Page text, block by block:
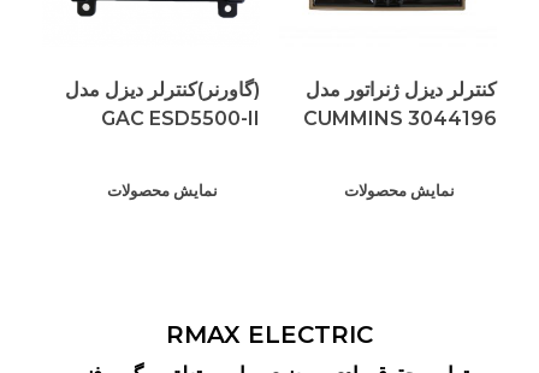
کنترلر دیزل ژنراتور مدل
CUMMINS 3044196
نمایش محصولات
(گاورنر)کنترلر دیزل مدل
GAC ESD5500-II
نمایش محصولات
RMAX ELECTRIC